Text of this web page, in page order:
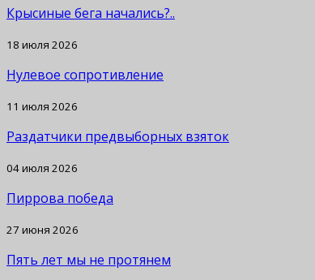
Крысиные бега начались?..
18 июля 2026
Нулевое сопротивление
11 июля 2026
Раздатчики предвыборных взяток
04 июля 2026
Пиррова победа
27 июня 2026
Пять лет мы не протянем